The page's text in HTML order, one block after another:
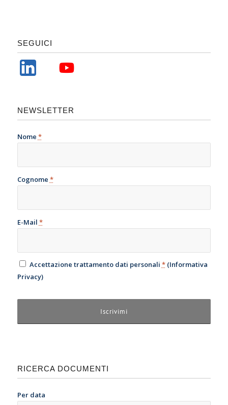
SEGUICI
NEWSLETTER
Nome *
Cognome *
E-Mail *
Accettazione trattamento dati personali *(Informativa
Privacy)
RICERCA DOCUMENTI
Per data